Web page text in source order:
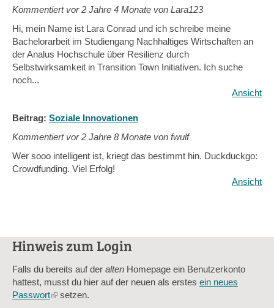
Kommentiert vor2 Jahre 4 Monate von Lara123
Hi, mein Name ist Lara Conrad und ich schreibe meine
Bachelorarbeit im Studiengang Nachhaltiges Wirtschaften an
der Analus Hochschule über Resilienz durch
Selbstwirksamkeit in Transition Town Initiativen. Ich suche
noch...
Ansicht
Beitrag: Soziale Innovationen
Kommentiert vor2 Jahre 8 Monate von fwulf
Wer sooo intelligent ist, kriegt das bestimmt hin. Duckduckgo:
Crowdfunding. Viel Erfolg!
Ansicht
Hinweis zum Login
Falls du bereits auf der alten Homepage ein Benutzerkonto
hattest, musst du hier auf der neuen als erstes ein neues
Passwort(linksetzen.